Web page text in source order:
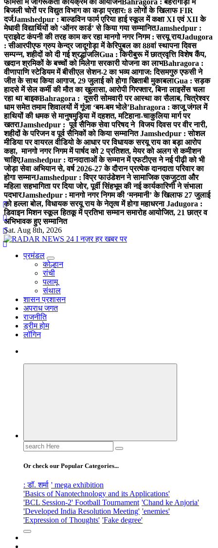
फार्मेसी में जागरूकता कार्यक्रम का आयोजनBahragora : बहरागोड़ा में
बिजली चोरों पर विद्युत विभाग का कड़ा प्रहार: 8 लोगों के खिलाफ FIR
दर्जJamshedpur : बाल्डविन फार्म एरिया हाई स्कूल में कक्षा XI एवं XII के
मेधावी विद्यार्थियों को ‘ऑनर कार्ड’ से किया गया सम्मानितJamshedpur :
प्राइवेट कंपनी की तरह काम कर रहा मानगो नगर निगम : सरयू रायJadugora
: सीआरपीएफ ग्रुप केन्द्र जादूगोड़ा में केरिपुबल का 88वां स्थापना दिवस
सम्पन्न, शहीदों को दी गई श्रद्धांजलिGua : किरीबुरू में छात्रवृत्ति विशेष कैंप,
खदान श्रमिकों के बच्चों को मिलेगा सरकारी योजना का लाभBahragora :
वीणापाणि स्टेडियम में बीसीएल सेशन-2 का भव्य आगाज: दिसमगुरु एफसी ने
जीत के साथ किया आगाज, 29 जुलाई को होगा खिताबी मुकाबलाGua : सड़क
हादसे में सेल कर्मी की मौत का खुलासा, आरोपी गिरफ्तार, बिना लाइसेंस चला
रहा था बाइकBahragora : दूसरी सोमवारी पर आस्था का सैलाब, चित्रेश्वर
धाम समेत तमाम शिवालयों में गूंजा ‘बम-बम भोले’Bahragora : काजू जंगल में
हाथियों की धमक से मानुषमुड़िया में दहशत, मटिहाना-चाकुलिया मार्ग पर
खतराJamshedpur : पूर्व सैनिक सेवा परिषद ने विजय दिवस पर वीर नारी,
शहीदों के परिजन व पूर्व सैनिकों को किया सम्मानितJamshedpur : सोशल
मीडिया पर वायरल वीडियो के आधार पर विधायक सरयू राय का बड़ा आरोप
कहा, मानगो नगर निगम में पार्षद को 2 प्रतिशत, मेयर को अलग से कमीशन
चाहिएJamshedpur : दानदाताओं के सम्मान में एफटीएस ने नई पीढ़ी को भी
जोड़ा सेवा अभियान से, वर्ष 2026-27 के दौरान प्रत्येक दानदाता परिवार का
होगा सम्मानJamshedpur : विप्र फाउंडेशन ने सामाजिक एकजुटता और
महिला सहभागिता पर दिया जोर, पूर्वी सिंहभूम की नई कार्यकारिणी ने संभाला
पदभारJamshedpur : मानगो नगर निगम की ‘मनमानी’ के खिलाफ 27 जुलाई
को हल्ला बोल, विधायक सरयू राय के नेतृत्व में होगा महाधरनाJadugora :
डिवाइन मिशन स्कूल हितकू में प्रतिभा सम्मान समारोह आयोजित, 21 छात्र व
अभिभावक हुए सम्मानित
Sat. Aug 8th, 2026
नज़र हर खबर पर
प्रमंडल
कोल्हान
रांची
पलामू
संथाल
शासन प्रशासन
अपराध जगत
राजनीति
ड्रीम होम
लॉगिन
Search
for:
Or check our Popular Categories...
: डॉ. शर्मा ' mega exhibition
'Basics of Nanotechnology and its Applications'
'BCL Session-2' Football Tournament 'Chand ke Anjoria'
'Developed India Resolution Meeting' 'enemies'
'Expression of Thoughts' 'Fake degree'